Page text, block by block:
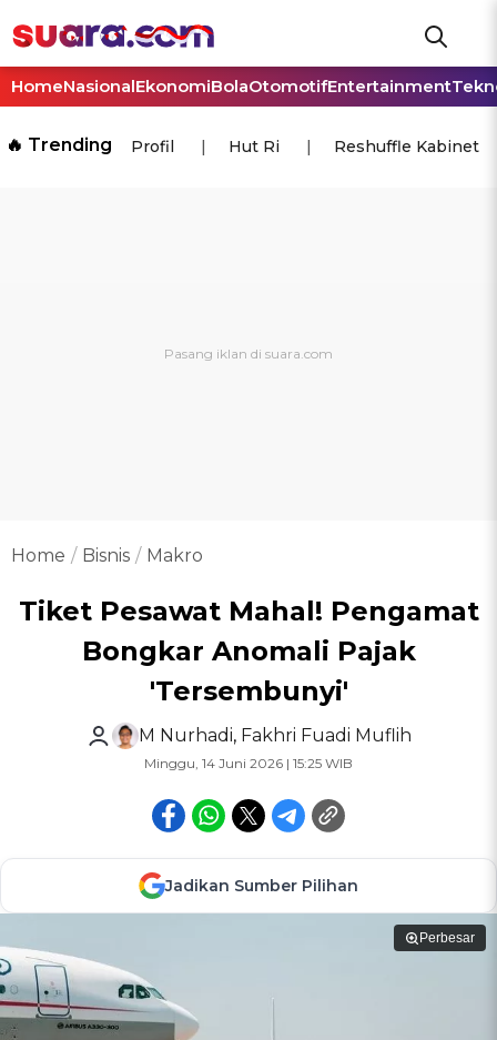
HomeNasionalEkonomiBolaOtomotifEntertainment
🔥 Trending Profil Hut Ri Reshuffle Kabinet
Home Bisnis Makro
Tiket Pesawat Mahal! Pengamat
Bongkar Anomali Pajak
'Tersembunyi'
M Nurhadi, Fakhri Fuadi Muflih
Minggu, 14 Juni 2026 | 15:25 WIB
Jadikan Sumber Pilihan
Perbesar